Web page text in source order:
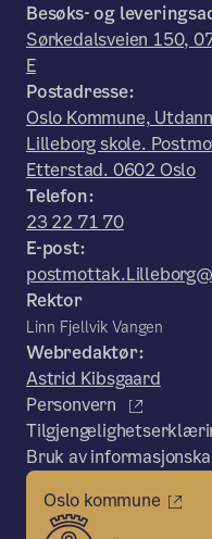
Besøks- og
Sørkedalsveien 150,
E
Postadresse:
Oslo Kommune,
Lilleborg skole.
Etterstad. 0602 Oslo
Telefon:
23 22 71 70
E-post:
Rektor
Linn Fjellvik Vangen
Webredaktør:
Astrid Kibsgaard
Personvern
Bruk av
Oslo kommune